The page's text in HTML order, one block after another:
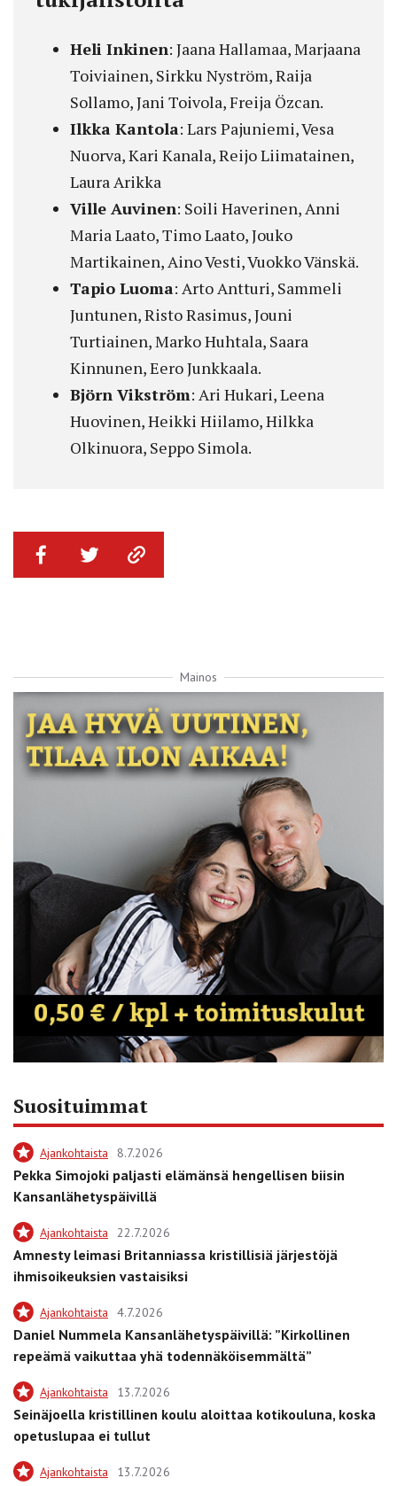
Heli Inkinen: Jaana Hallamaa, Marjaana
Toiviainen, Sirkku Nyström, Raija
Sollamo, Jani Toivola, Freija Özcan.
Ilkka Kantola: Lars Pajuniemi, Vesa
Nuorva, Kari Kanala, Reijo Liimatainen,
Laura Arikka
Ville Auvinen: Soili Haverinen, Anni
Maria Laato, Timo Laato, Jouko
Martikainen, Aino Vesti, Vuokko Vänskä.
Tapio Luoma: Arto Antturi, Sammeli
Juntunen, Risto Rasimus, Jouni
Turtiainen, Marko Huhtala, Saara
Kinnunen, Eero Junkkaala.
Björn Vikström: Ari Hukari, Leena
Huovinen, Heikki Hiilamo, Hilkka
Olkinuora, Seppo Simola.
Mainos
Suosituimmat
Ajankohtaista 8.7.2026
Pekka Simojoki paljasti elämänsä hengellisen biisin
Kansanlähetyspäivillä
Ajankohtaista 22.7.2026
Amnesty leimasi Britanniassa kristillisiä järjestöjä
ihmisoikeuksien vastaisiksi
Ajankohtaista 4.7.2026
Daniel Nummela Kansanlähetyspäivillä: ”Kirkollinen
repeämä vaikuttaa yhä todennäköisemmältä”
Ajankohtaista 13.7.2026
Seinäjoella kristillinen koulu aloittaa kotikouluna, koska
opetuslupaa ei tullut
Ajankohtaista 13.7.2026